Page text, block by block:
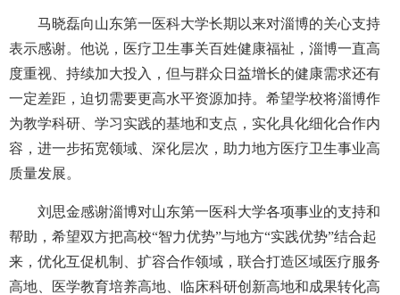
马晓磊向山东第一医科大学长期以来对淄博的关心支持
表示感谢。他说，医疗卫生事关百姓健康福祉，淄博一直高
度重视、持续加大投入，但与群众日益增长的健康需求还有
一定差距，迫切需要更高水平资源加持。希望学校将淄博作
为教学科研、学习实践的基地和支点，实化具化细化合作内
容，进一步拓宽领域、深化层次，助力地方医疗卫生事业高
质量发展。
刘思金感谢淄博对山东第一医科大学各项事业的支持和
帮助，希望双方把高校“智力优势”与地方“实践优势”结合起
来，优化互促机制、扩容合作领域，联合打造区域医疗服务
高地、医学教育培养高地、临床科研创新高地和成果转化高